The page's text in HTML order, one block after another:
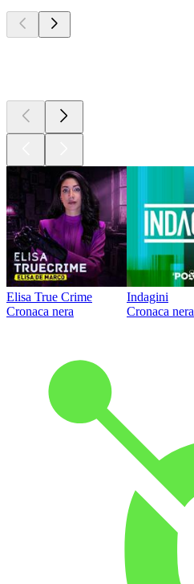
Elisa True Crime
Cronaca nera
Indagini
Cronaca nera